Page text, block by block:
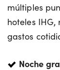
múltiples
hoteles
gastos
Noche